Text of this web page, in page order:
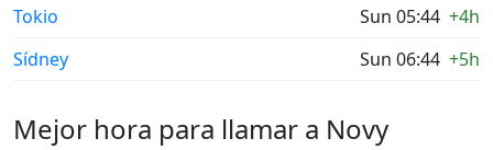
Tokio
Sun 05:44 +4h
Sídney
Sun 06:44 +5h
Mejor hora para llamar a Novy